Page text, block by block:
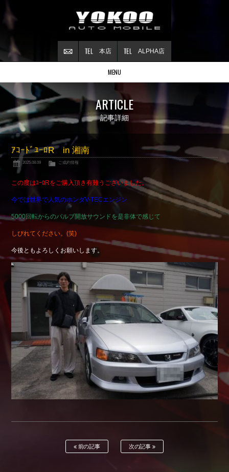
ALPHA店
本店
MENU
Stock list
在庫情報
Contract
ご成約情報
NSXについて
Reflesh Plan
Trade in
買取査定
Blog
Shop info.
店舗紹介
Company
会社概要
ARTICLE
記事詳細
ｱｺｰﾄﾞﾕｰﾛR in 湘南
2025.08.09 ご成約情報
この度はﾕｰﾛRをご購入頂き有難うございました。
今では世界で人気のホンダV-TECエンジン
5000回転からのバルブ開放サウンドを是非体で感じて
しびれてください。(笑)
今後ともよろしくお願いします。
前の記事 次の記事